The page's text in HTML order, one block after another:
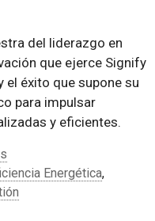
del liderazgo en
que ejerce Signify
el éxito que supone su
para impulsar
y eficientes.
Energética,